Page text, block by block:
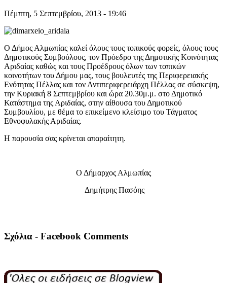
Πέμπτη, 5 Σεπτεμβρίου, 2013 - 19:46
Ο Δήμος Αλμωπίας καλεί όλους τους τοπικούς φορείς, όλους τους
Δημοτικούς Συμβούλους, τον Πρόεδρο της Δημοτικής Κοινότητας
Αριδαίας καθώς και τους Προέδρους όλων των τοπικών
κοινοτήτων του Δήμου μας, τους βουλευτές της Περιφερειακής
Ενότητας Πέλλας και τον Αντιπεριφερειάρχη Πέλλας σε σύσκεψη,
την Κυριακή 8 Σεπτεμβρίου και ώρα 20.30μ.μ. στο Δημοτικό
Κατάστημα της Αριδαίας, στην αίθουσα του Δημοτικού
Συμβουλίου, με θέμα το επικείμενο κλείσιμο του Τάγματος
Εθνοφυλακής Αριδαίας.
Η παρουσία σας κρίνεται απαραίτητη.
Ο Δήμαρχος Αλμωπίας
Δημήτρης Πασόης
Σχόλια - Facebook Comments